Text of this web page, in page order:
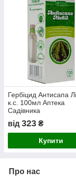
Гербіцид Антисапа
к.с. 100мл Аптека
Садівника
від 323 ₴
Купити
Про нас